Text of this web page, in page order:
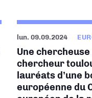
lun. 09.09.2024
Une chercheuse
chercheur
lauréats d’une
européenne du